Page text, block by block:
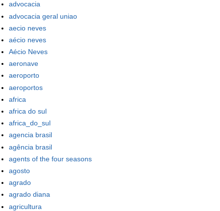
advocacia
advocacia geral uniao
aecio neves
aécio neves
Aécio Neves
aeronave
aeroporto
aeroportos
africa
africa do sul
africa_do_sul
agencia brasil
agência brasil
agents of the four seasons
agosto
agrado
agrado diana
agricultura